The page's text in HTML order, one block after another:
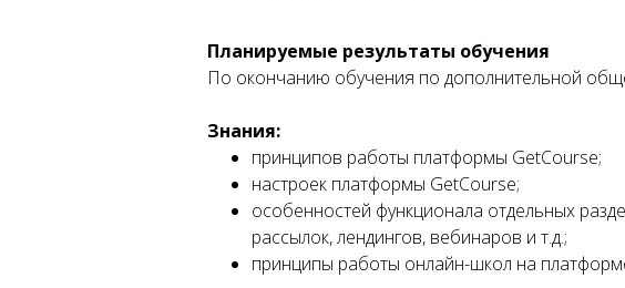
Планируемые результаты обучения
По окончанию обучения по дополнительной
Знания:
принципов работы платформы GetCourse;
настроек платформы GetCourse;
особенностей функционала отдельных
рассылок, лендингов, вебинаров и т.д.;
принципы работы онлайн-школ на